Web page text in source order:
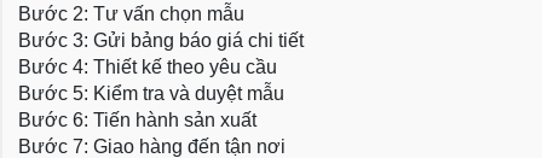
Bước 2: Tư vấn chọn mẫu
Bước 3: Gửi bảng báo giá chi tiết
Bước 4: Thiết kế theo yêu cầu
Bước 5: Kiểm tra và duyệt mẫu
Bước 6: Tiến hành sản xuất
Bước 7: Giao hàng đến tận nơi